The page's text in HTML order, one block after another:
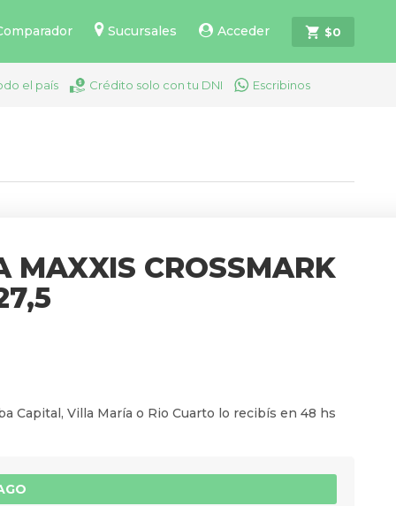
Sucursales Acceder $0
el país Crédito solo con tu DNI Escribinos
MAXXIS CROSSMARK
Capital, Villa María o Rio Cuarto lo recibís en 48 hs